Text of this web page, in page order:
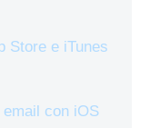
Store e iTunes
con iOS